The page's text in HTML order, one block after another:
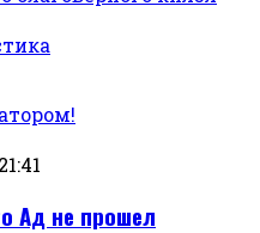
Ад не прошел